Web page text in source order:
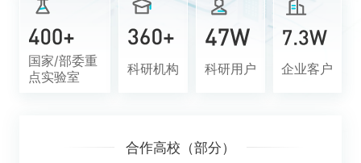
国家/部委重
点实验室
科研机构 科研用户 企业客户
合作高校（部分）